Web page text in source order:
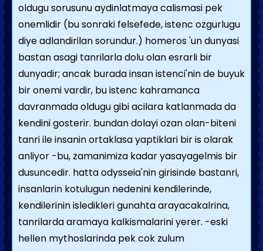
oldugu sorusunu aydinlatmaya calismasi pek
onemlidir (bu sonraki felsefede, istenc ozgurlugu
diye adlandirilan sorundur.) homeros 'un dunyasi
bastan asagi tanrilarla dolu olan esrarli bir
dunyadir; ancak burada insan istenci'nin de buyuk
bir onemi vardir, bu istenc kahramanca
davranmada oldugu gibi acilara katlanmada da
kendini gosterir. bundan dolayi ozan olan-biteni
tanri ile insanin ortaklasa yaptiklari bir is olarak
anliyor -bu, zamanimiza kadar yasayagelmis bir
dusuncedir. hatta odysseia'nin girisinde bastanri,
insanlarin kotulugun nedenini kendilerinde,
kendilerinin isledikleri gunahta arayacakalrina,
tanrilarda aramaya kalkismalarini yerer. -eski
hellen mythoslarinda pek cok zulum